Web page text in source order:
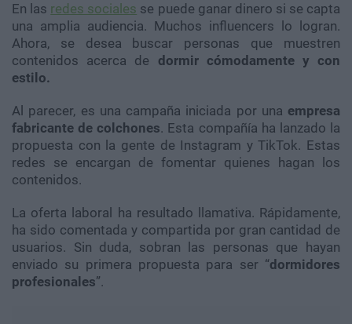
En las redes sociales se puede ganar dinero si se capta
una amplia audiencia. Muchos influencers lo logran.
Ahora, se desea buscar personas que muestren
contenidos acerca de dormir cómodamente y con
estilo.
Al parecer, es una campaña iniciada por una empresa
fabricante de colchones. Esta compañía ha lanzado la
propuesta con la gente de Instagram y TikTok. Estas
redes se encargan de fomentar quienes hagan los
contenidos.
La oferta laboral ha resultado llamativa. Rápidamente,
ha sido comentada y compartida por gran cantidad de
usuarios. Sin duda, sobran las personas que hayan
enviado su primera propuesta para ser “dormidores
profesionales”.